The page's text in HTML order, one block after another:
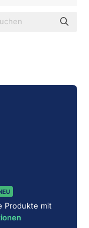
Produkte mit